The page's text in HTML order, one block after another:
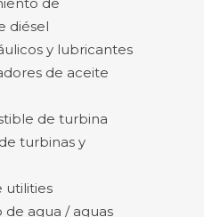
diésel
y lubricantes
de aceite
de turbina
turbinas y
utilities
de agua / aguas